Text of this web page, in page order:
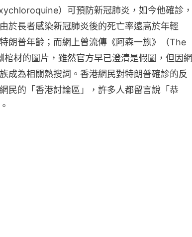
）可預防新冠肺炎，如今他確診，
於長者感染新冠肺炎後的死亡率遠高於年輕
朗普年齡；而網上曾流傳《阿森一族》（The
材的圖片，雖然官方早已澄清是假圖，但因網
成為相關熱搜詞。香港網民對特朗普確診的反
民的「香港討論區」，許多人都留言說「恭